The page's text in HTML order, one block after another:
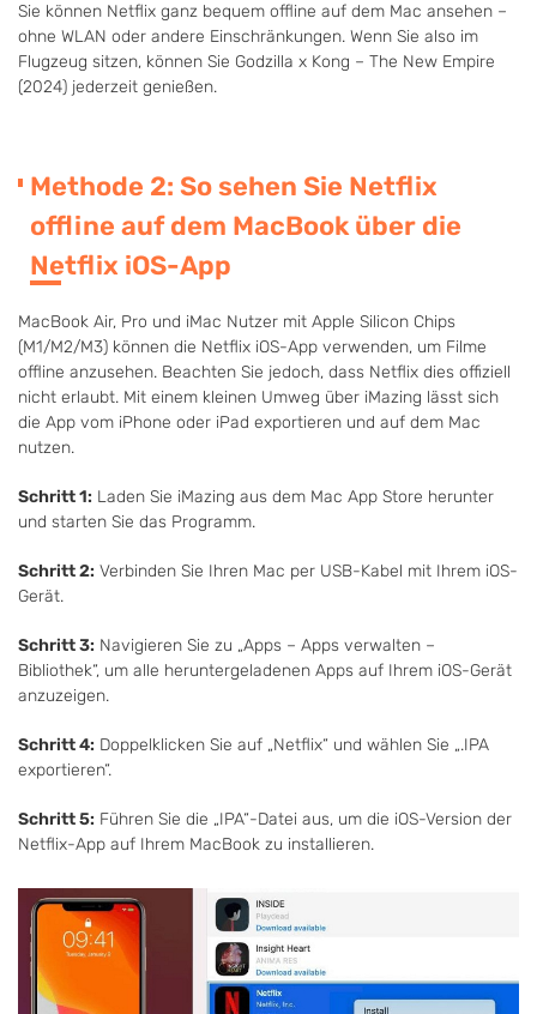
Sie können Netflix ganz bequem offline auf dem Mac ansehen –
ohne WLAN oder andere Einschränkungen. Wenn Sie also im
Flugzeug sitzen, können Sie Godzilla x Kong – The New Empire
(2024) jederzeit genießen.
Methode 2: So sehen Sie Netflix
offline auf dem MacBook über die
Netflix iOS-App
MacBook Air, Pro und iMac Nutzer mit Apple Silicon Chips
(M1/M2/M3) können die Netflix iOS-App verwenden, um Filme
offline anzusehen. Beachten Sie jedoch, dass Netflix dies offiziell
nicht erlaubt. Mit einem kleinen Umweg über iMazing lässt sich
die App vom iPhone oder iPad exportieren und auf dem Mac
nutzen.
Schritt 1: Laden Sie iMazing aus dem Mac App Store herunter
und starten Sie das Programm.
Schritt 2: Verbinden Sie Ihren Mac per USB-Kabel mit Ihrem iOS-
Gerät.
Schritt 3: Navigieren Sie zu „Apps – Apps verwalten –
Bibliothek“, um alle heruntergeladenen Apps auf Ihrem iOS-Gerät
anzuzeigen.
Schritt 4: Doppelklicken Sie auf „Netflix“ und wählen Sie „.IPA
exportieren“.
Schritt 5: Führen Sie die „IPA“-Datei aus, um die iOS-Version der
Netflix-App auf Ihrem MacBook zu installieren.